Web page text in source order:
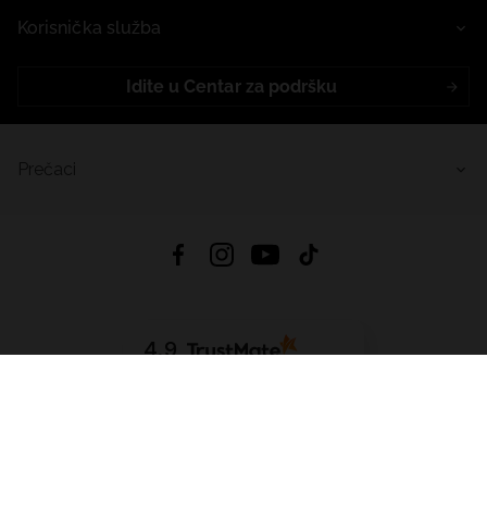
Korisnička služba
Idite u Centar za podršku
4.9